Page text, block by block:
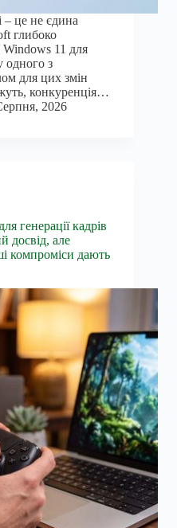
– це не єдина
глибоко
Windows 11 для
з
для цих змін
конкуренція…
2026
генерації кадрів
досвід, але
компроміси дають